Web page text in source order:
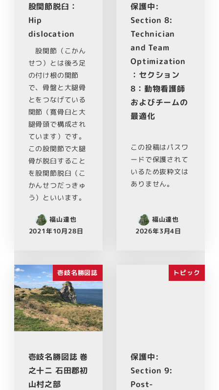
股関節脱臼：
Hip
dislocation
股関節（こかん
せつ）とは後ろ足
の付け根の関節
で、骨盤と大腿骨
とをつなげている
関節（寛骨臼と大
腿骨頭で構成され
ています）です。
この股関節で大腿
骨が脱臼すること
を股関節脱臼（こ
かんせつだっきゅ
う）といいます。
福山達也
2021年10月28日
保護中:
Section 8:
Technician
and Team
Optimization
：セクション
8：動物看護師
およびチームの
最適化
この投稿はパスワ
ードで保護されて
いるため抜粋文は
ありません。
福山達也
2026年3月4日
壱岐名勝図誌
壱岐名勝図誌 巻
之十ニ 石田郡初
山村之部
トピック
保護中:
Section 9:
Post-